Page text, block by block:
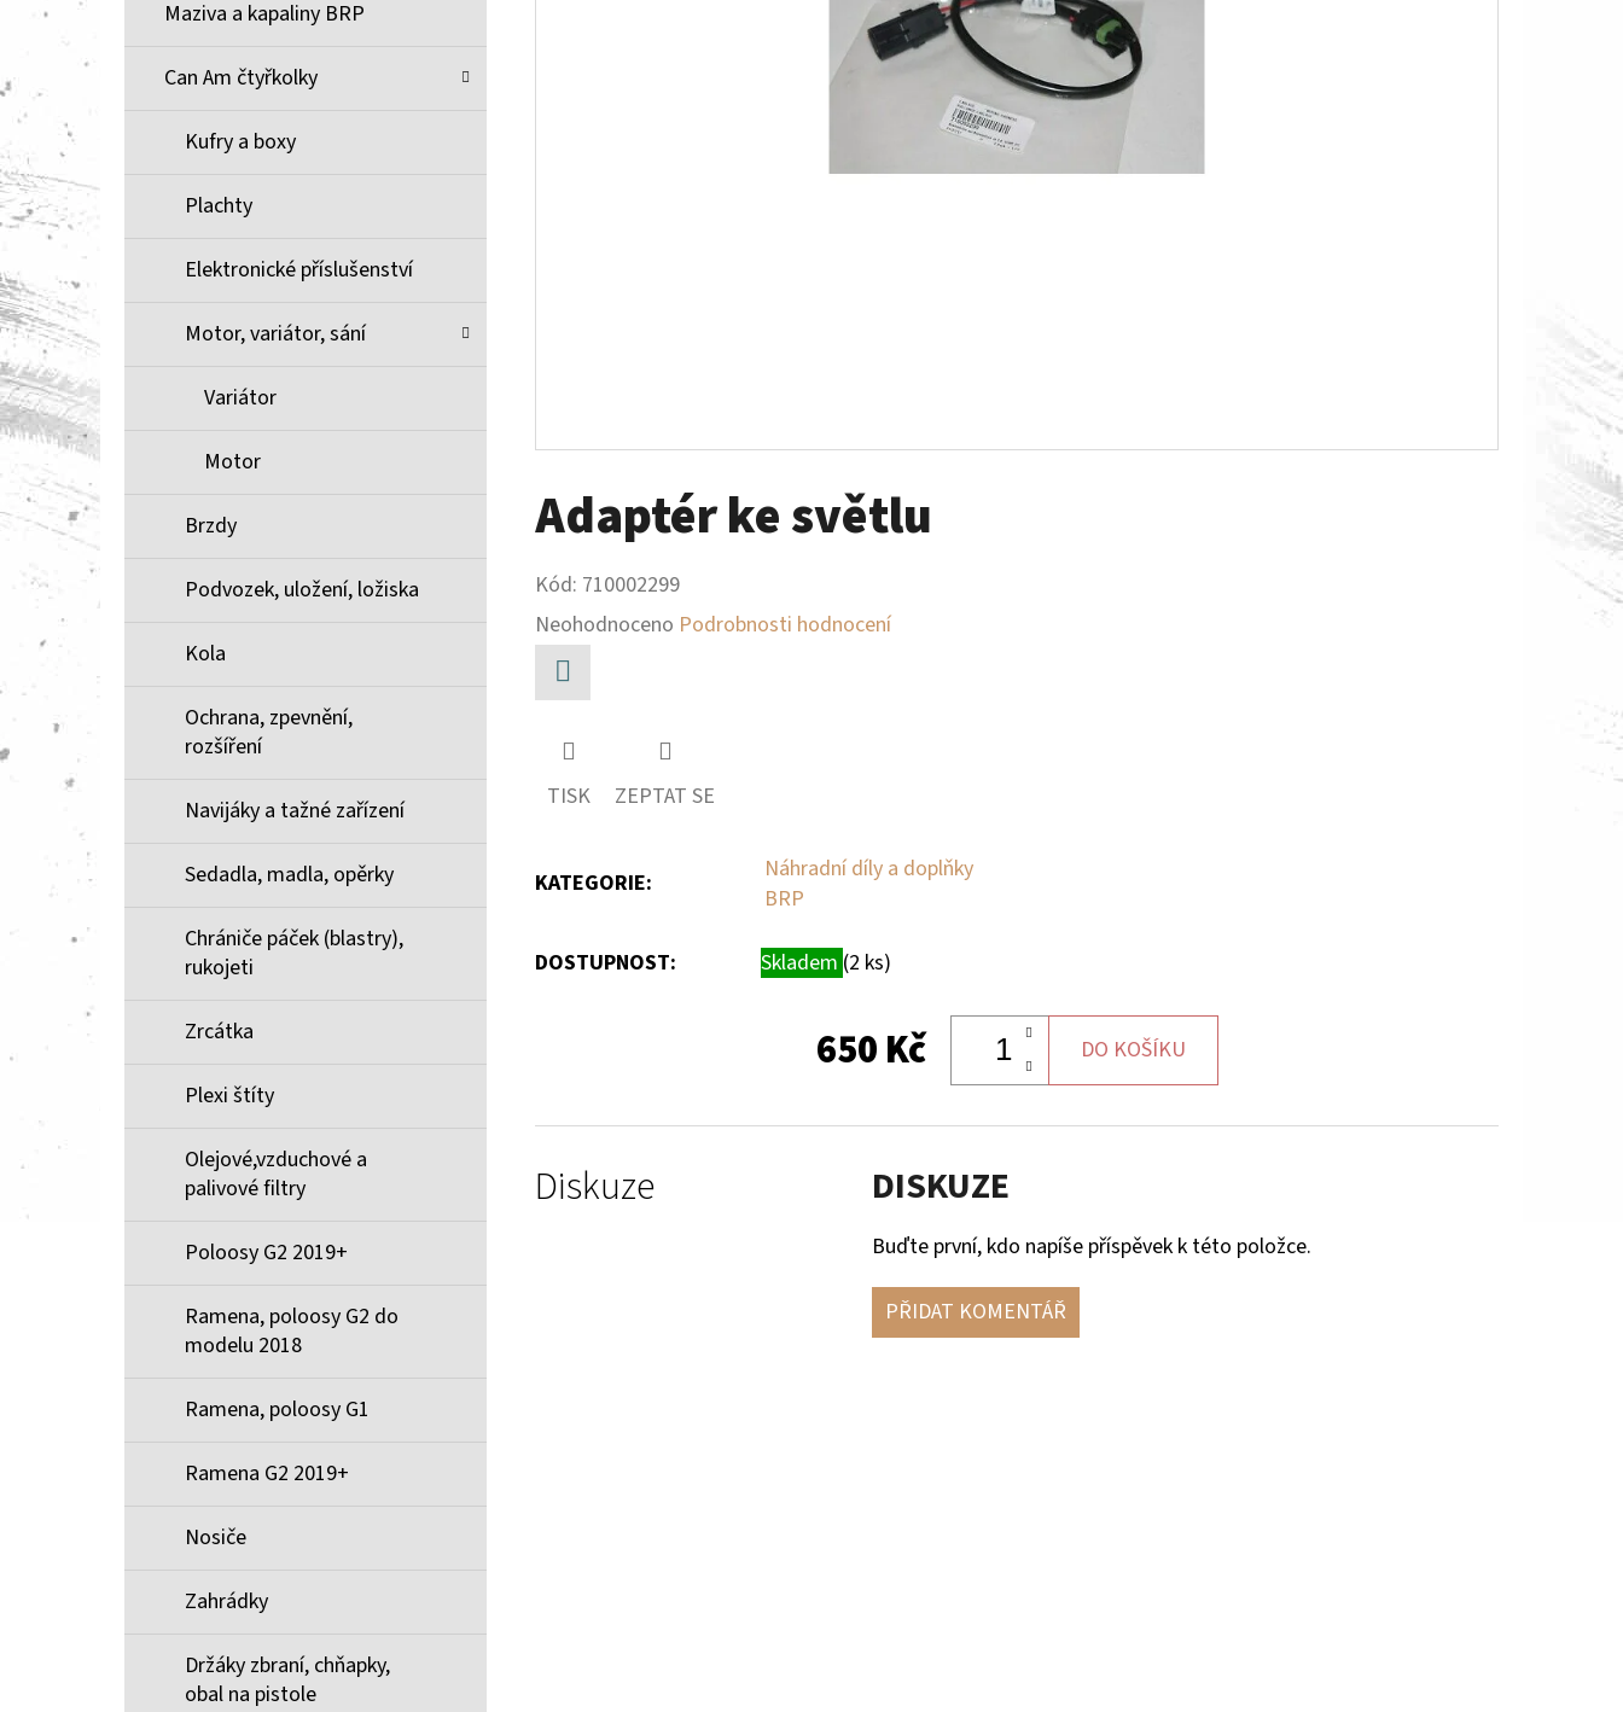
Maziva a kapaliny BRP
Can Am čtyřkolky
Kufry a boxy
Plachty
Elektronické příslušenství
Motor, variátor, sání
Variátor
Motor
Brzdy
Podvozek, uložení, ložiska
Kola
Ochrana, zpevnění,
rozšíření
Navijáky a tažné zařízení
Sedadla, madla, opěrky
Chrániče páček (blastry),
rukojeti
Zrcátka
Plexi štíty
Olejové,vzduchové a
palivové filtry
Poloosy G2 2019+
Ramena, poloosy G2 do
modelu 2018
Ramena, poloosy G1
Ramena G2 2019+
Nosiče
Zahrádky
Držáky zbraní, chňapky,
obal na pistole
Adaptér ke světlu
Kód: 710002299
Průměrné
hodnocení
produktu
0,0
Neohodnoceno Podrobnosti hodnocení
TISK ZEPTAT SE
KATEGORIE:
Náhradní díly a doplňky
BRP
DOSTUPNOST: Skladem (2 ks)
650 Kč DO KOŠÍKU
Diskuze DISKUZE
Buďte první, kdo napíše příspěvek k této položce.
PŘIDAT KOMENTÁŘ
BRZDOVÉ DESTIČKY ZE SLINUTÉHO KOVU
1 100 Kč
PALIVOVÉ ČERPADLO S MĚŘÁKEM PALIVA CAN-
AM
10 900 Kč